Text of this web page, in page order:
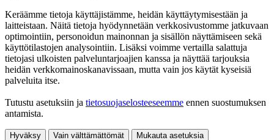
Keräämme tietoja käyttäjistämme, heidän käyttäytymisestään ja
laitteistaan. Näitä tietoja hyödynnetään verkkosivustomme jatkuvaan
optimointiin, personoidun mainonnan ja sisällön näyttämiseen sekä
käyttötilastojen analysointiin. Lisäksi voimme vertailla salattuja
tietojasi ulkoisten palveluntarjoajien kanssa ja näyttää tarjouksia
heidän verkkomainoskanavissaan, mutta vain jos käytät kyseisiä
palveluita itse.
Tutustu asetuksiin ja tietosuojaselosteeseemme ennen suostumuksen
antamista.
Hyväksy Vain välttämättömät Mukauta asetuksia